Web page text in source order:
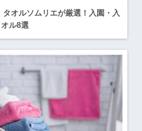
タオルソムリエが厳選！入園・入
ル8選